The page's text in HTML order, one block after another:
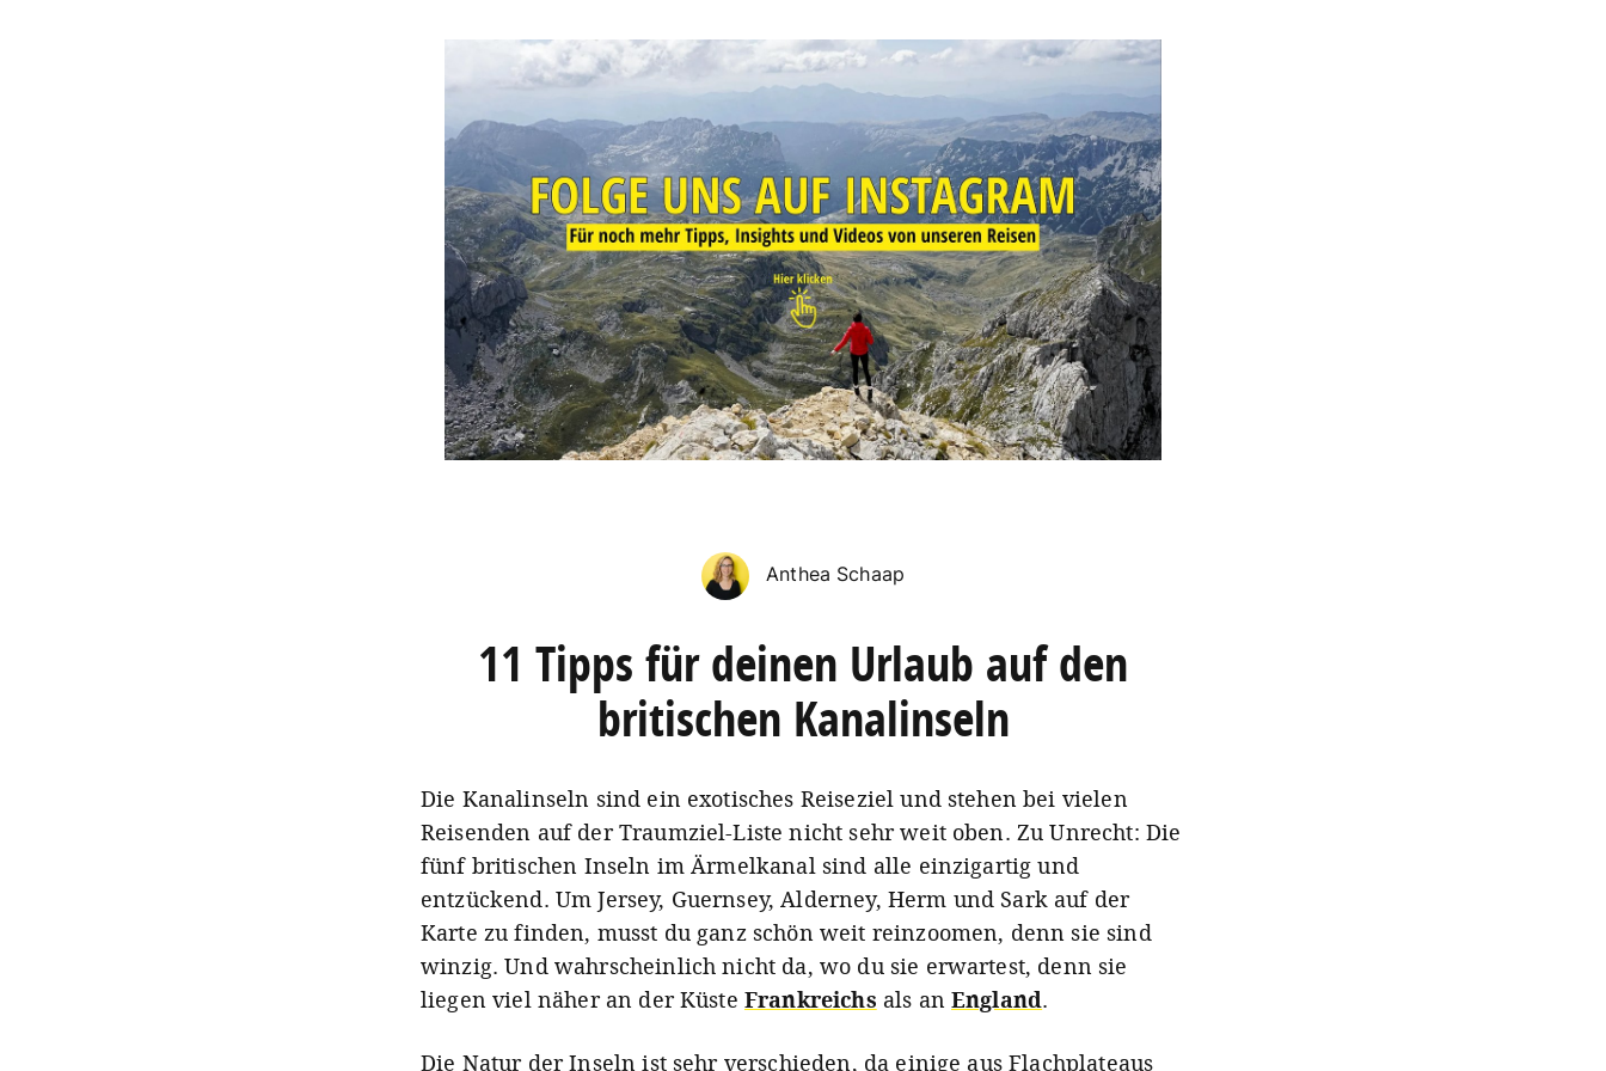
Anthea Schaap
11 Tipps für deinen Urlaub auf den
britischen Kanalinseln
Die Kanalinseln sind ein exotisches Reiseziel und stehen bei vielen
Reisenden auf der Traumziel-Liste nicht sehr weit oben. Zu Unrecht: Die
fünf britischen Inseln im Ärmelkanal sind alle einzigartig und
entzückend. Um Jersey, Guernsey, Alderney, Herm und Sark auf der
Karte zu finden, musst du ganz schön weit reinzoomen, denn sie sind
winzig. Und wahrscheinlich nicht da, wo du sie erwartest, denn sie
liegen viel näher an der Küste Frankreichs als anEngland.
Die Natur der Inseln ist sehr verschieden, da einige aus Flachplateaus